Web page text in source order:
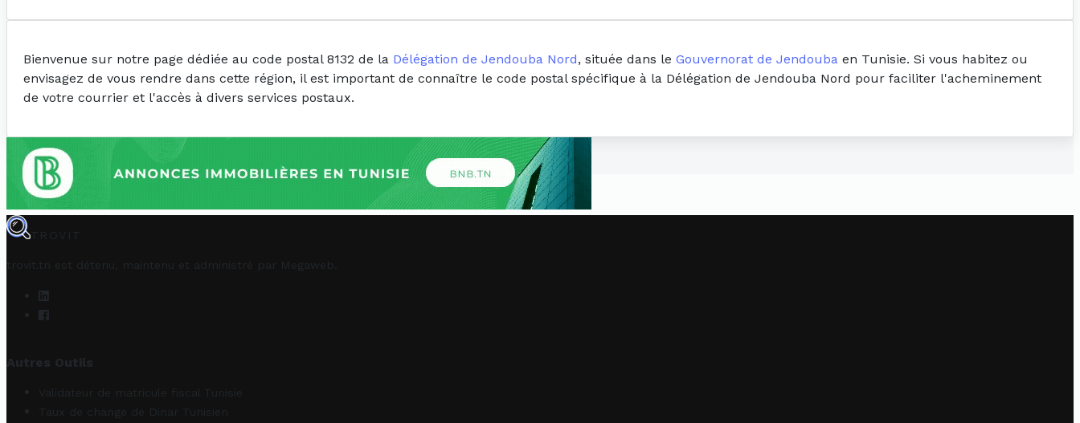
Bienvenue sur notre page dédiée au code postal 8132 de la Délégation de Jendouba Nord, située dans le Gouvernorat de Jendouba en Tunisie. Si vous habitez ou
envisagez de vous rendre dans cette région, il est important de connaître le code postal spécifique à la Délégation de Jendouba Nord pour faciliter l'acheminement
de votre courrier et l'accès à divers services postaux.
TROVIT
trovit.tn est détenu, maintenu et administré par Megaweb
Autres Outils
Validateur de matricule fiscal Tunisie
Taux de change de Dinar Tunisien